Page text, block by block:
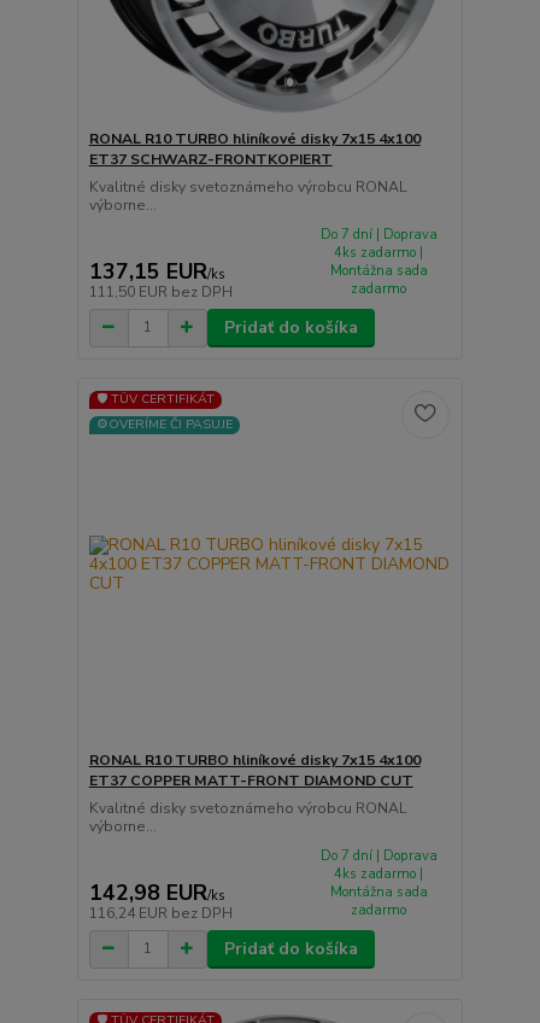
RONAL R10 TURBO hliníkové disky 7x15 4x100
ET37 SCHWARZ-FRONTKOPIERT
Kvalitné disky svetoznámeho výrobcu RONAL
výborne...
137,15 EUR/ks
111,50 EUR bez DPH
Do 7 dní | Doprava
4ks zadarmo |
Montážna sada
zadarmo
Pridať do košíka
🛡️ TÜV CERTIFIKÁT
⚙️OVERÍME ČI PASUJE
RONAL R10 TURBO hliníkové disky 7x15 4x100
ET37 COPPER MATT-FRONT DIAMOND CUT
Kvalitné disky svetoznámeho výrobcu RONAL
výborne...
142,98 EUR/ks
116,24 EUR bez DPH
Do 7 dní | Doprava
4ks zadarmo |
Montážna sada
zadarmo
Pridať do košíka